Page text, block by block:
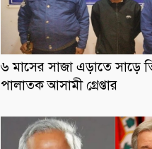
৬ মাসের সাজা এড়াতে সাড়ে
পালাতক আসামী গ্রেপ্তার